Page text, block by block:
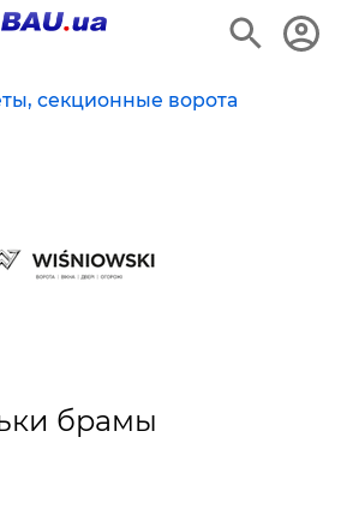
секционные ворота
брамы